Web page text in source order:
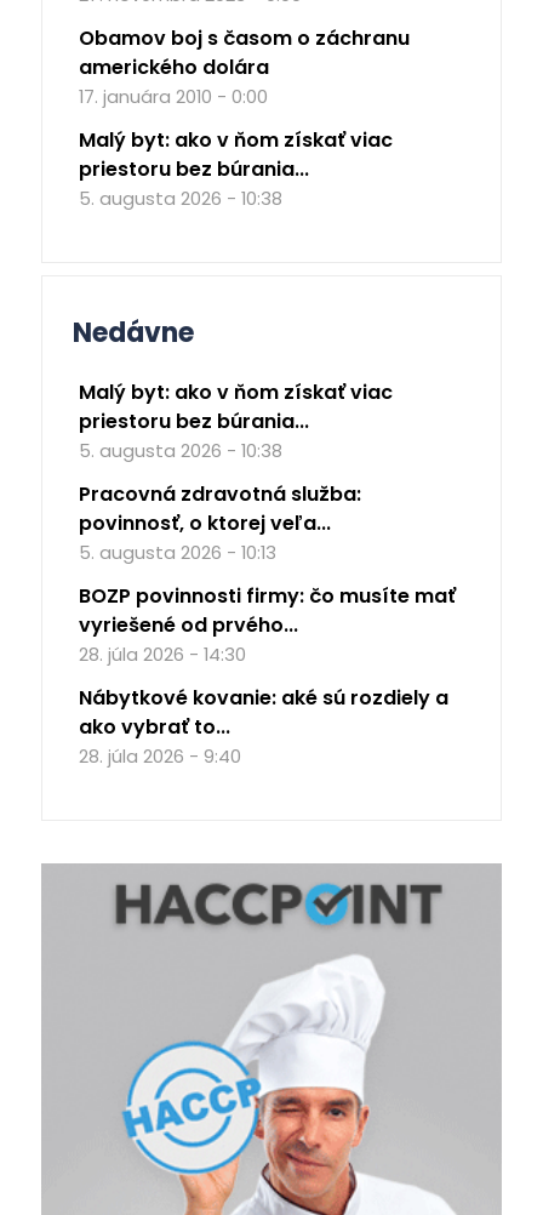
Obamov boj s časom o záchranu
amerického dolára
17. januára 2010 - 0:00
Malý byt: ako v ňom získať viac
priestoru bez búrania...
5. augusta 2026 - 10:38
Nedávne
Malý byt: ako v ňom získať viac
priestoru bez búrania...
5. augusta 2026 - 10:38
Pracovná zdravotná služba:
povinnosť, o ktorej veľa...
5. augusta 2026 - 10:13
BOZP povinnosti firmy: čo musíte mať
vyriešené od prvého...
28. júla 2026 - 14:30
Nábytkové kovanie: aké sú rozdiely a
ako vybrať to...
28. júla 2026 - 9:40